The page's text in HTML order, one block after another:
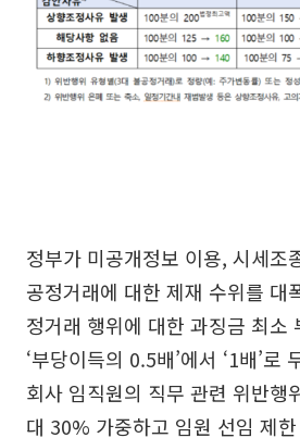
정부가 미공개정보 이용, 시세조
공정거래에 대한 제재 수위를 대
정거래 행위에 대한 과징금 최소
‘부당이득의 0.5배’에서 ‘1배’로
회사 임직원의 직무 관련 위반행
대 30% 가중하고 임원 선임 제